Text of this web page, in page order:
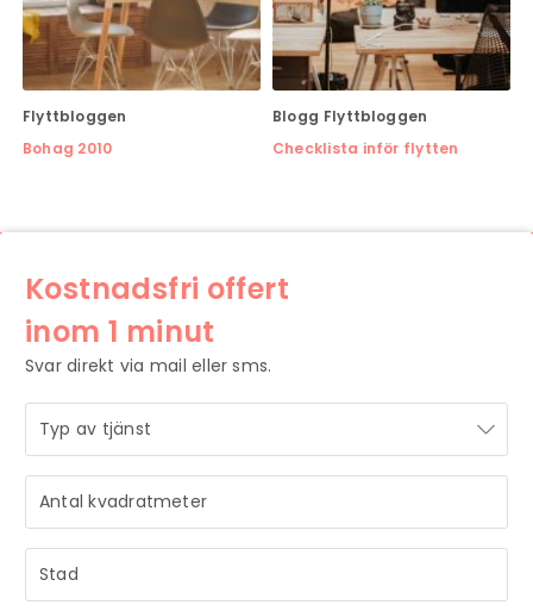
Flyttbloggen
Bohag 2010
Blogg Flyttbloggen
Checklista inför flytten
STRÅLANDE!
Ditt meddelande är mottaget och vi återkommer till dig
så snart vi har möjlighet.
Kostnadsfri offert
inom 1 minut
Svar direkt via mail eller sms.